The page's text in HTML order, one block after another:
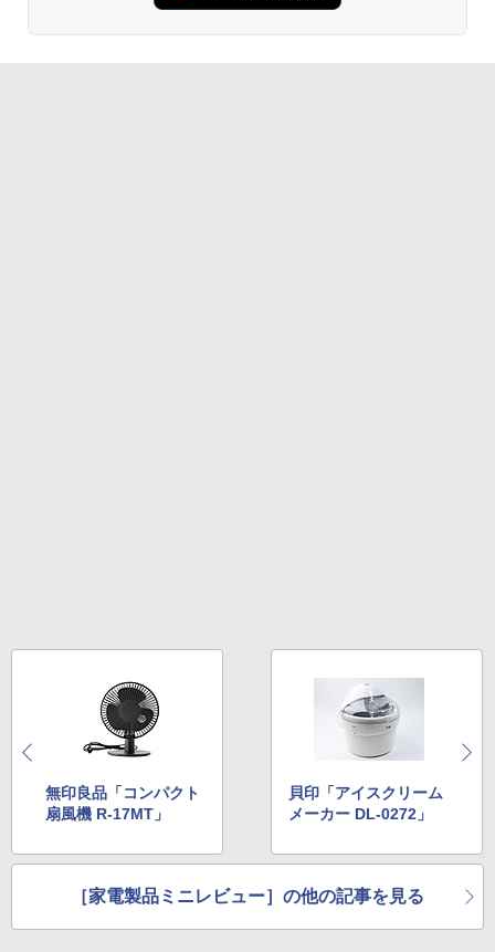
無印良品「コンパクト
扇風機 R-17MT」
貝印「アイスクリーム
メーカー DL-0272」
［家電製品ミニレビュー］の他の記事を見る